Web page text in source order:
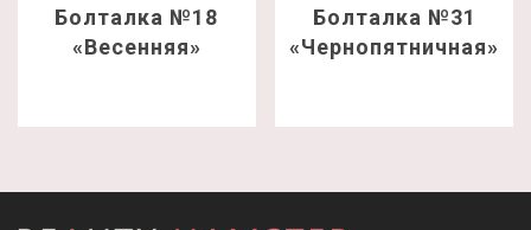
Болталка №18
«Весенняя»
Болталка №31
«Чернопятничная»